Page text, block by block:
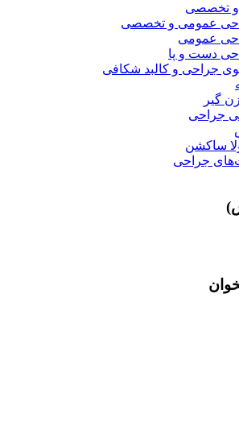
تخصصی
عمومی و تخصصی
عمومی
دست و پا
جراحی و کالبد شکافی
گیر
جراحی
ساکشن
جراحی